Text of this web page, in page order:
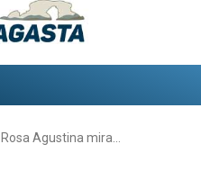
Rosa Agustina mira…